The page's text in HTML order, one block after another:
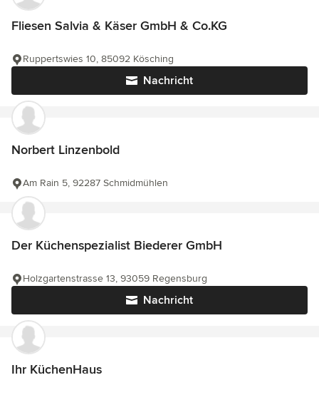
Fliesen Salvia & Käser GmbH & Co.KG
Nachricht
Ruppertswies 10, 85092 Kösching
Norbert Linzenbold
Am Rain 5, 92287 Schmidmühlen
Der Küchenspezialist Biederer GmbH
Nachricht
Holzgartenstrasse 13, 93059 Regensburg
Ihr KüchenHaus